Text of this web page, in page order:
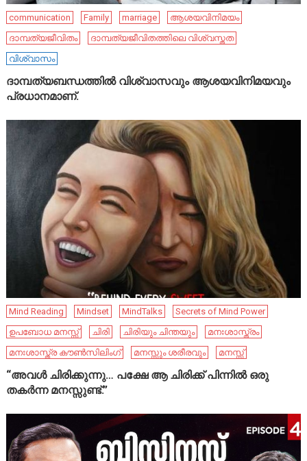
communication Family marriage
ആശയവിനിമയം
ദാമ്പത്യജീവിതം
ദാമ്പത്യജീവിതത്തിലെ വിശ്വസ്തത
വിശ്വാസം
ദാമ്പത്യബന്ധത്തിൽ വിശ്വാസവും ആശയവിനിമയവും
പ്രധാനമാണ്.
Mind Reading Mindset MindTalks
Secrets of Mind Power
ഉപബോധ മനസ്സ്
ചിരി ചിരിയും ചിന്തയും
മനഃശാസ്ത്രം
മനഃശാസ്ത്ര കൗൺസിലിംഗ്
മനസ്സും ശരീരവും മനസ്സ്
“അവൾ ചിരിക്കുന്നു… പക്ഷേ ആ ചിരിക്ക് പിന്നിൽ ഒരു
തകർന്ന മനസ്സുണ്ട്.”